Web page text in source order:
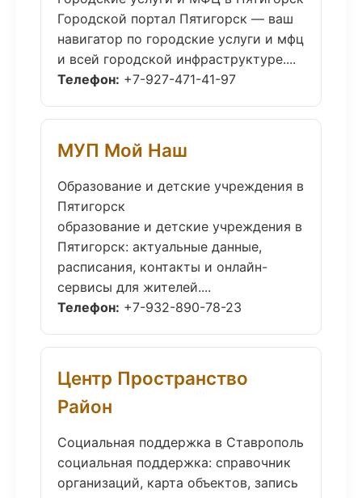
Городской портал Пятигорск — ваш
навигатор по городские услуги и мфц
и всей городской инфраструктуре....
Телефон: +7-927-471-41-97
МУП Мой Наш
Образование и детские учреждения в
Пятигорск
образование и детские учреждения в
Пятигорск: актуальные данные,
расписания, контакты и онлайн-
сервисы для жителей....
Телефон: +7-932-890-78-23
Центр Пространство
Район
Социальная поддержка в Ставрополь
социальная поддержка: справочник
организаций, карта объектов, запись